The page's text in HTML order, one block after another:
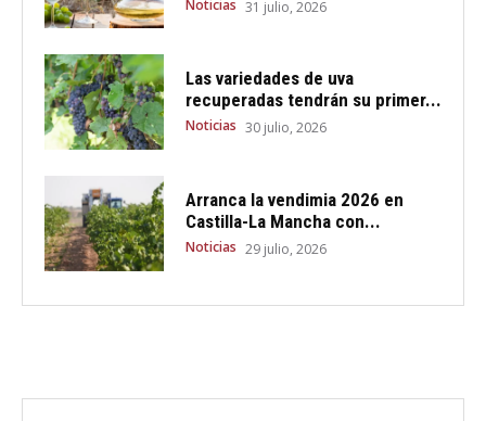
Noticias 31 julio, 2026
Las variedades de uva
recuperadas tendrán su primer...
Noticias 30 julio, 2026
Arranca la vendimia 2026 en
Castilla-La Mancha con...
Noticias 29 julio, 2026